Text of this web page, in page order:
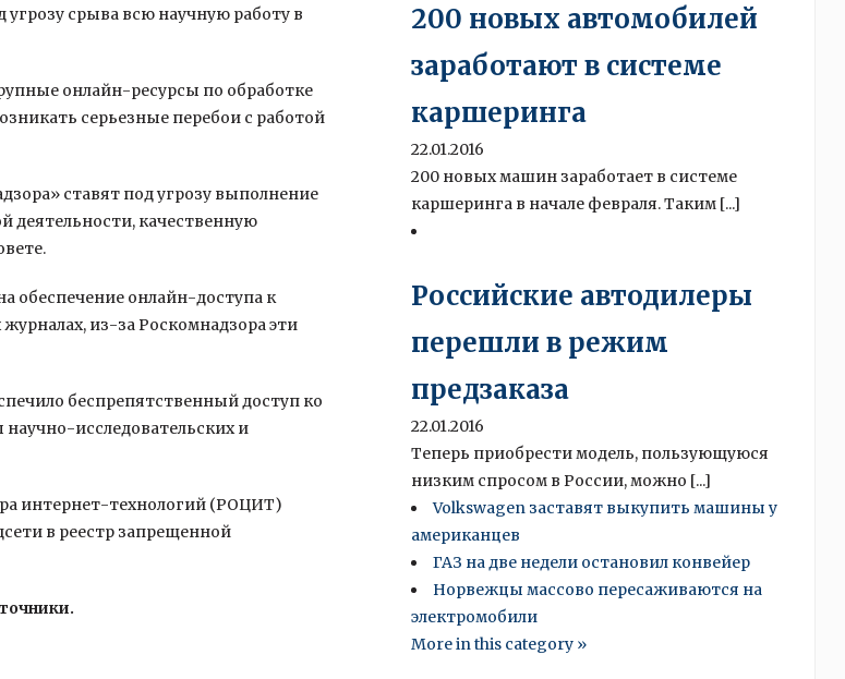
срыва всю научную работу в
онлайн-ресурсы по обработке
серьезные перебои с работой
ставят под угрозу выполнение
деятельности, качественную
обеспечение онлайн-доступа к
из-за Роскомнадзора эти
беспрепятственный доступ ко
исследовательских и
интернет-технологий (РОЦИТ)
в реестр запрещенной
200 новых автомобилей
заработают в системе
каршеринга
22.01.2016
200 новых машин заработает в системе
каршеринга в начале февраля. Таким [...]
Российские автодилеры
перешли в режим
предзаказа
22.01.2016
Теперь приобрести модель, пользующуюся
низким спросом в России, можно [...]
Volkswagen заставят выкупить машины у
американцев
ГАЗ на две недели остановил конвейер
Норвежцы массово пересаживаются на
электромобили
More in this category »